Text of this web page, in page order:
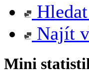
Najít
Mini